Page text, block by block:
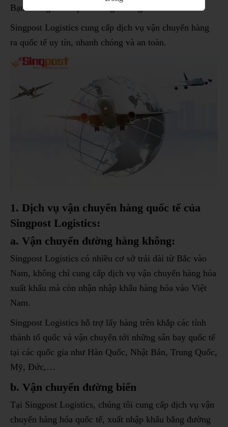
Bạn không rõ về quá trình gửi hàng?
Singpost Logistics cung cấp dịch vụ vận chuyển hàng
ra quốc tế uy tín, nhanh chóng và an toàn.
1. Dịch vụ vận chuyển hàng quốc tế của
Singpost Logistics:
a. Vận chuyển đường hàng không:
Singpost Logistics có nhiều cơ sở trải dài từ Bắc vào
Nam, không chỉ cung cấp dịch vụ vận chuyển hàng hóa
xuất khẩu mà còn nhận nhập khẩu hàng hóa vào Việt
Nam.
Singpost Logistics hỗ trợ lấy hàng trên khắp các tỉnh
thành tổ quốc và vận chuyển tới những sân bay quốc tế
tại các quốc gia như Hàn Quốc, Nhật Bản, Trung Quốc,
Mỹ, Đức,…
b. Vận chuyển đường biển
Tại Singpost Logistics, chúng tôi cung cấp dịch vụ vận
chuyển hàng hóa quốc tế, xuất nhập khẩu bằng đường